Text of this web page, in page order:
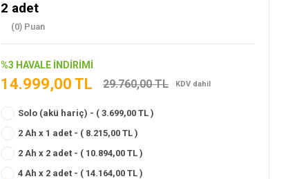
2 adet
(0) Puan
%3 HAVALE İNDİRİMİ
14.999,00 TL 29.760,00 TL KDV dahil
Solo (akü hariç) - ( 3.699,00 TL )
2 Ah x 1 adet - ( 8.215,00 TL )
2 Ah x 2 adet - ( 10.894,00 TL )
4 Ah x 2 adet - ( 14.164,00 TL )